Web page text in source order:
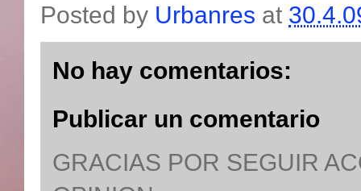
Posted by Urbanres at
No hay comentarios:
Publicar un comentario
GRACIAS POR SEGUIR